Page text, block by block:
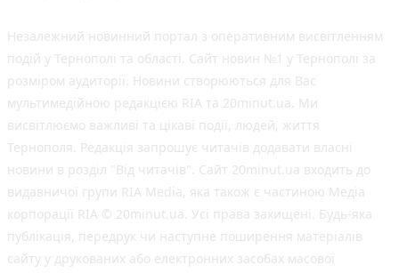
Незалежний новинний портал з оперативним висвітленням
подій у Тернополі та області. Сайт новин №1 у Тернополі за
розміром аудиторії. Новини створюються для Вас
мультимедійною редакцією RIA та 20minut.ua. Ми
висвітлюємо важливі та цікаві події, людей, життя
Тернополя. Редакція запрошує читачів додавати власні
новини в розділ "Від читачів". Сайт 20minut.ua входить до
видавничої групи RIA Media, яка також є частиною Медіа
корпорації RIA © 20minut.ua. Усі права захищені. Будь-яка
публiкацiя, передрук чи наступне поширення матеріалів
сайту у друкованих або електронних засобах масової